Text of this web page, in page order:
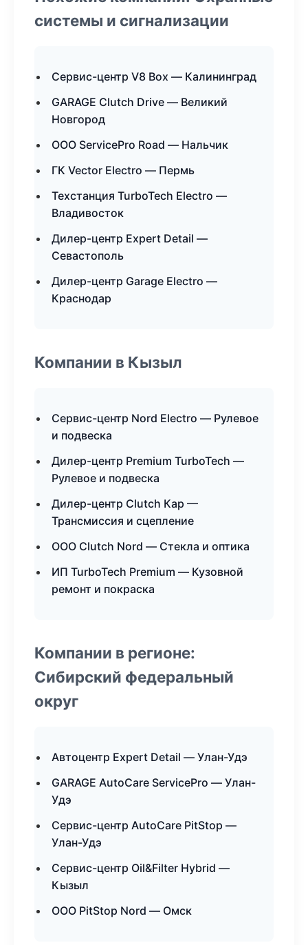
системы и сигнализации
Сервис-центр V8 Box — Калининград
GARAGE Clutch Drive — Великий
Новгород
ООО ServicePro Road — Нальчик
ГК Vector Electro — Пермь
Техстанция TurboTech Electro —
Владивосток
Дилер-центр Expert Detail —
Севастополь
Дилер-центр Garage Electro —
Краснодар
Компании в Кызыл
Сервис-центр Nord Electro — Рулевое
и подвеска
Дилер-центр Premium TurboTech —
Рулевое и подвеска
Дилер-центр Clutch Кар —
Трансмиссия и сцепление
ООО Clutch Nord — Стекла и оптика
ИП TurboTech Premium — Кузовной
ремонт и покраска
Компании в регионе:
Сибирский федеральный
округ
Автоцентр Expert Detail — Улан-Удэ
GARAGE AutoCare ServicePro — Улан-
Удэ
Сервис-центр AutoCare PitStop —
Улан-Удэ
Сервис-центр Oil&Filter Hybrid —
Кызыл
ООО PitStop Nord — Омск